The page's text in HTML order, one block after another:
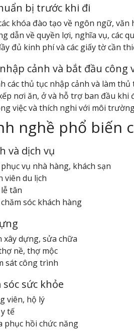
bị trước khi đi
khóa đào tạo về ngôn ngữ, văn
dẫn về quyền lợi, nghĩa vụ, các
đủ kinh phí và các giấy tờ cần
cảnh và bắt đầu công
các thủ tục nhập cảnh và làm thủ
nơi ăn, ở và hỗ trợ ban đầu khi
việc và thích nghi với môi
nghề phổ biến
và dịch vụ
vụ nhà hàng, khách sạn
viên du lịch
tân
sóc khách hàng
xây dựng, sửa chữa
nề, thợ mộc
sát công trình
sức khỏe
viên, hộ lý
tế
phục hồi chức năng